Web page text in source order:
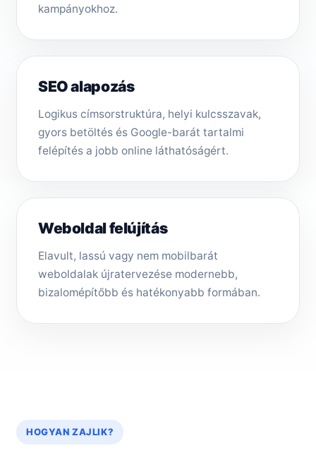
kampányokhoz.
SEO alapozás
Logikus címsorstruktúra, helyi kulcsszavak,
gyors betöltés és Google-barát tartalmi
felépítés a jobb online láthatóságért.
Weboldal felújítás
Elavult, lassú vagy nem mobilbarát
weboldalak újratervezése modernebb,
bizalomépítőbb és hatékonyabb formában.
HOGYAN ZAJLIK?